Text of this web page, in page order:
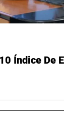
Índice De